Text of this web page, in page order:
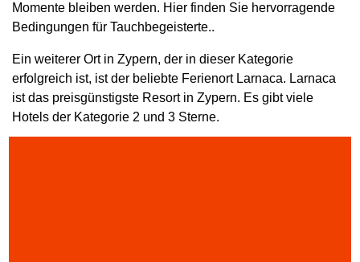
Momente bleiben werden. Hier finden Sie hervorragende
Bedingungen für Tauchbegeisterte..
Ein weiterer Ort in Zypern, der in dieser Kategorie
erfolgreich ist, ist der beliebte Ferienort Larnaca. Larnaca
ist das preisgünstigste Resort in Zypern. Es gibt viele
Hotels der Kategorie 2 und 3 Sterne.